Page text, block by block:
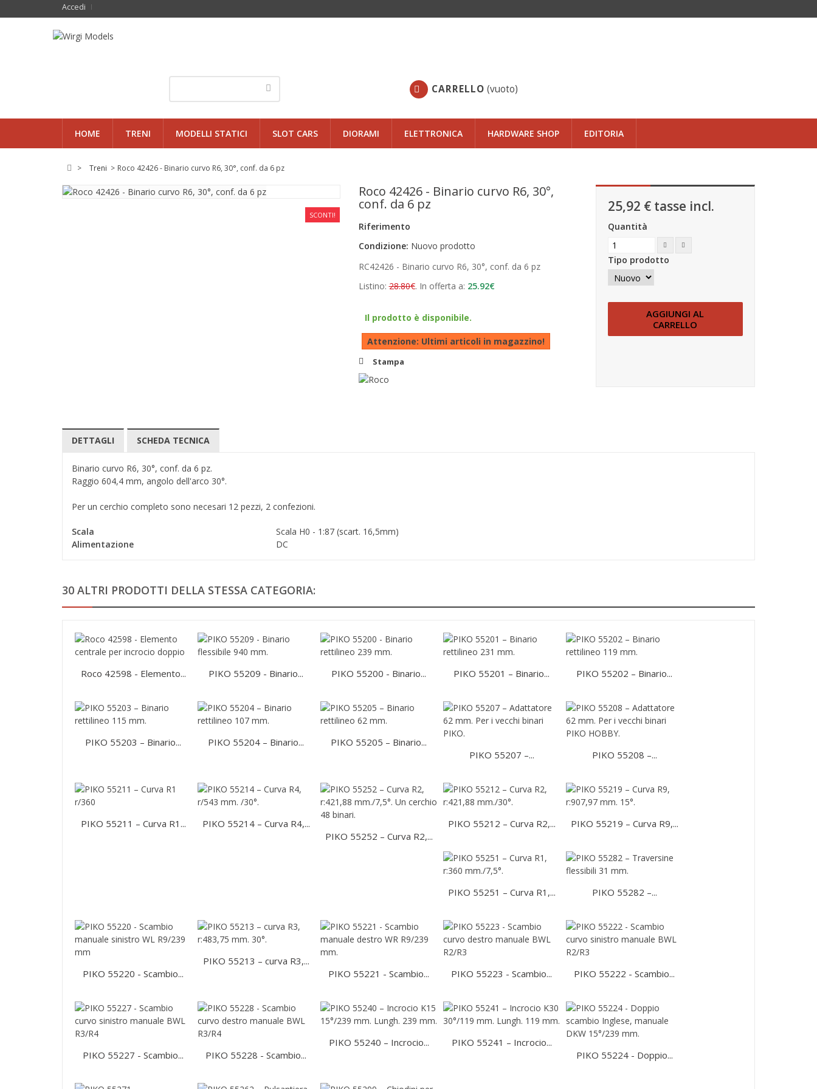
Accedi
CARRELLO (vuoto)
HOME TRENI MODELLI STATICI SLOT CARS DIORAMI ELETTRONICA HARDWARE SHOP EDITORIA
> Treni > Roco 42426 - Binario curvo R6, 30°, conf. da 6 pz
SCONTI!
Roco 42426 - Binario curvo R6, 30°,
conf. da 6 pz
Riferimento
Condizione: Nuovo prodotto
RC42426 - Binario curvo R6, 30°, conf. da 6 pz
Listino:28.80€. In offerta a: 25.92€
Il prodotto è disponibile.
Attenzione: Ultimi articoli in magazzino!
Stampa
25,92 €tasse incl.
Quantità
Tipo prodotto
AGGIUNGI AL
CARRELLO
DETTAGLI SCHEDA TECNICA
Binario curvo R6, 30°, conf. da 6 pz.
Raggio 604,4 mm, angolo dell'arco 30°.
Per un cerchio completo sono necesari 12 pezzi, 2 confezioni.
Scala
Scala H0 - 1:87 (scart. 16,5mm)
Alimentazione
DC
30 ALTRI PRODOTTI DELLA STESSA CATEGORIA:
Roco 42598 - Elemento... PIKO 55209 - Binario... PIKO 55200 - Binario... PIKO 55201 – Binario... PIKO 55202 – Binario...
PIKO 55203 – Binario... PIKO 55204 – Binario...
PIKO 55205 – Binario...
PIKO 55207 –...
PIKO 55208 –...
PIKO 55211 – Curva R1...
PIKO 55214 – Curva R4,...
PIKO 55252 – Curva R2,...
PIKO 55212 – Curva R2,... PIKO 55219 – Curva R9,...
PIKO 55251 – Curva R1,... PIKO 55282 –...
PIKO 55220 - Scambio...
PIKO 55213 – curva R3,...
PIKO 55221 - Scambio...
PIKO 55223 - Scambio... PIKO 55222 - Scambio...
PIKO 55227 - Scambio... PIKO 55228 - Scambio...
PIKO 55240 – Incrocio...
PIKO 55241 – Incrocio...
PIKO 55224 - Doppio...